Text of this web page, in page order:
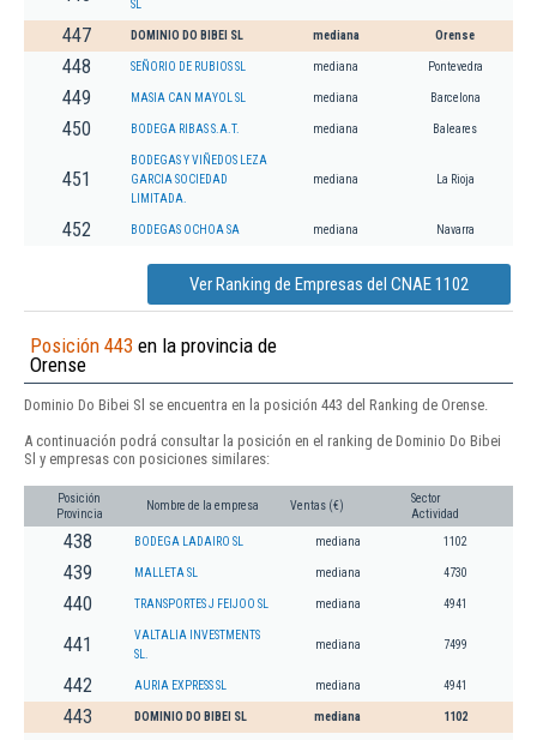
SL
447 DOMINIO DO BIBEI SL mediana Orense
448 SEÑORIO DE RUBIOS SL mediana Pontevedra
449 MASIA CAN MAYOL SL mediana Barcelona
450 BODEGA RIBAS S.A.T. mediana Baleares
451
BODEGAS Y VIÑEDOS LEZA
GARCIA SOCIEDAD
LIMITADA.
mediana La Rioja
452 BODEGAS OCHOA SA mediana Navarra
Ver Ranking de Empresas del CNAE 1102
Posición 443 en la provincia de
Orense
Dominio Do Bibei Sl se encuentra en la posición 443 del Ranking de Orense.
A continuación podrá consultar la posición en el ranking de Dominio Do Bibei
Sl y empresas con posiciones similares:
Posición
Provincia
Nombre de la empresa Ventas (€)
Sector
Actividad
438 BODEGA LADAIRO SL mediana 1102
439 MALLETA SL mediana 4730
440 TRANSPORTES J FEIJOO SL mediana 4941
441
VALTALIA INVESTMENTS
SL.
mediana 7499
442 AURIA EXPRESS SL mediana 4941
443 DOMINIO DO BIBEI SL mediana 1102